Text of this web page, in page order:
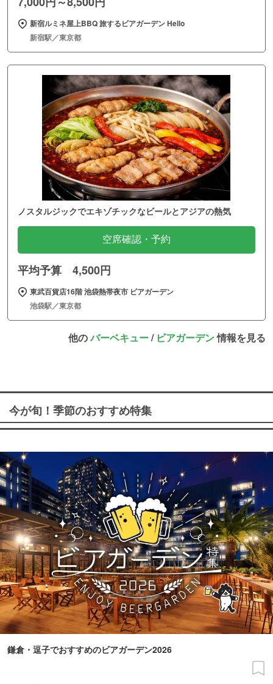
新宿ルミネ屋上BBQ 旅するビアガーデン Hello
新宿駅／東京都
ノスタルジックでエキゾチックなビールとアジアの熱気
空席確認・予約
平均予算 4,500円
東武百貨店16階 池袋熱帯夜市 ビアガーデン
池袋駅／東京都
他のバーベキュー/ ビアガーデン情報を見る
今が旬！季節のおすすめ特集
鎌倉・逗子でおすすめのビアガーデン2026